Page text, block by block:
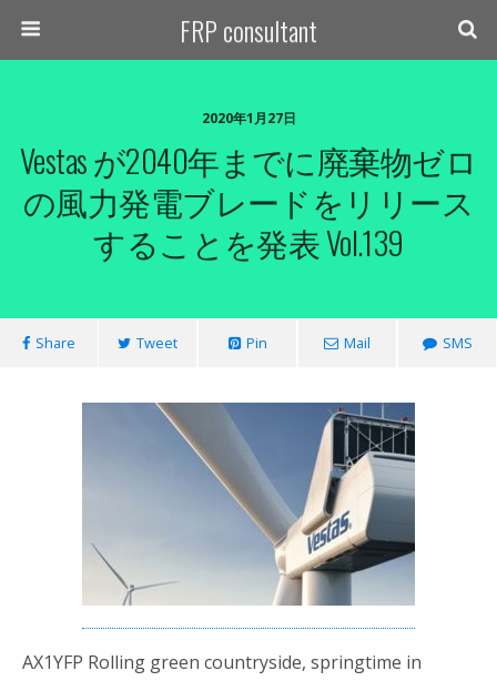
FRP consultant
2020年1月27日
Vestas が2040年までに廃棄物ゼロ
の風力発電ブレードをリリース
することを発表 Vol.139
Share Tweet Pin Mail SMS
AX1YFP Rolling green countryside, springtime in